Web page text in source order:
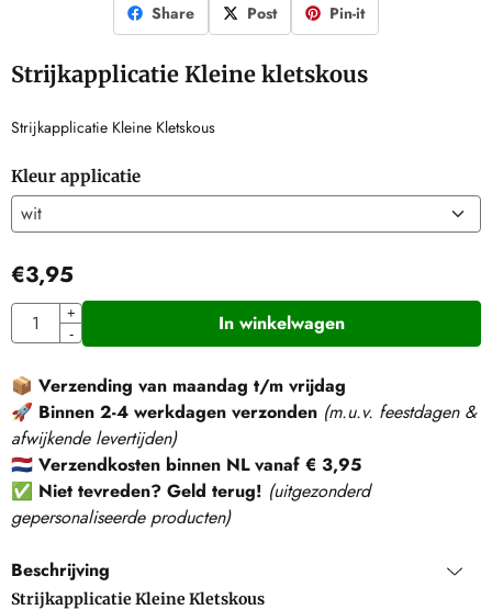
Share Post Pin-it
Strijkapplicatie Kleine kletskous
Strijkapplicatie Kleine Kletskous
Kleur applicatie
€3,95
Aantal
+
-
In winkelwagen
📦 Verzending van maandag t/m vrijdag
🚀 Binnen 2-4 werkdagen verzonden (m.u.v. feestdagen &
afwijkende levertijden)
🇳🇱 Verzendkosten binnen NL vanaf € 3,95
✅ Niet tevreden? Geld terug! (uitgezonderd
gepersonaliseerde producten)
Beschrijving
Strijkapplicatie Kleine Kletskous